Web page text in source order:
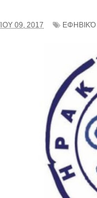
09, 2017 ΕΦΗΒΙΚΌ